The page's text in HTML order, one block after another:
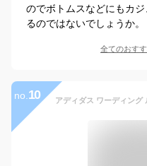
のでボトムスなどにもカ
るのではないでしょうか。
全てのおす
no. 10